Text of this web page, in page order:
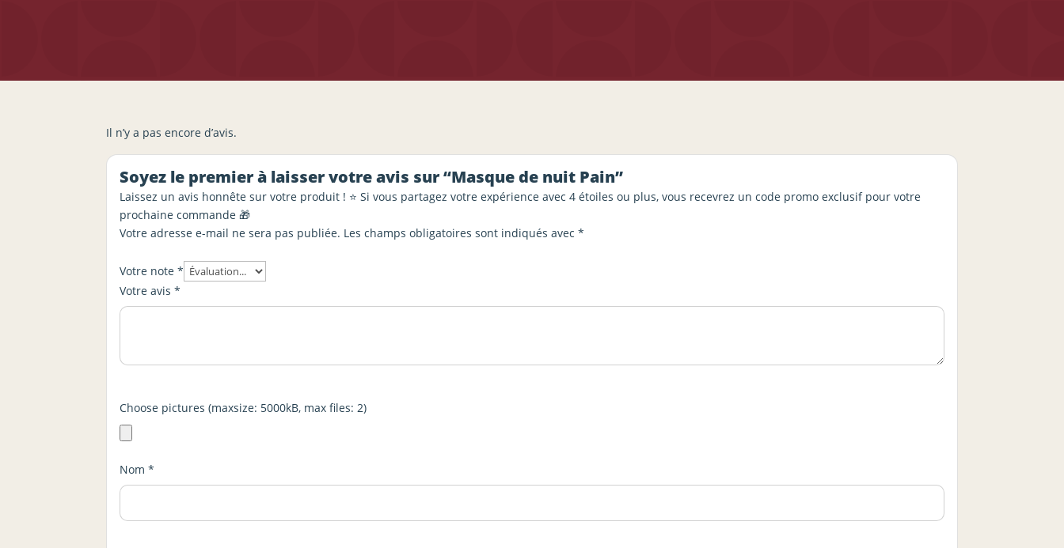
Il n’y a pas encore d’avis.
Soyez le premier à laisser votre avis sur “Masque de nuit Pain”
Laissez un avis honnête sur votre produit ! ⭐ Si vous partagez votre expérience avec 4 étoiles ou plus, vous recevrez un code promo exclusif pour votre
prochaine commande 🎁
Votre adresse e-mail ne sera pas publiée. Les champs obligatoires sont indiqués avec*
Votre note*
Votre avis*
Choose pictures (maxsize: 5000kB, max files: 2)
Nom*